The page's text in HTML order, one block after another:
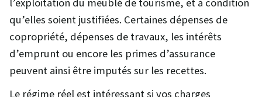
l’exploitation du meublé de tourisme, et à condition
qu’elles soient justifiées. Certaines dépenses de
copropriété, dépenses de travaux, les intérêts
d’emprunt ou encore les primes d’assurance
peuvent ainsi être imputés sur les recettes.
Le régime réel est intéressant si vos charges